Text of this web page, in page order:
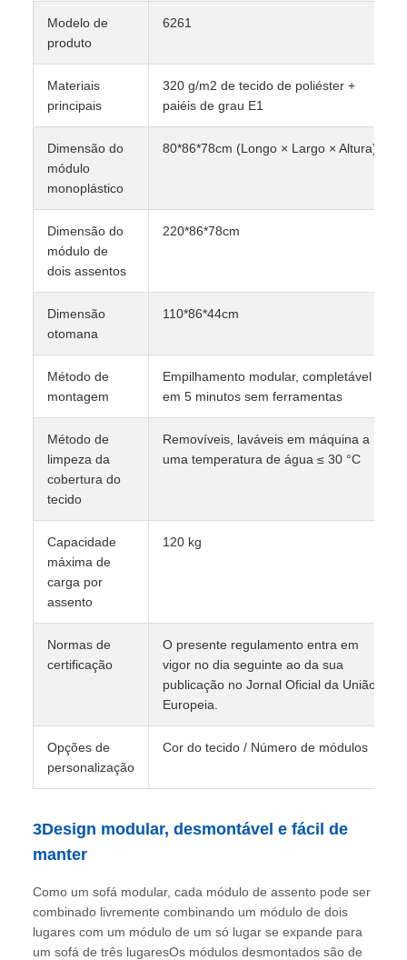
Modelo de
produto
6261
Materiais
principais
320 g/m2 de tecido de poliéster +
paiéis de grau E1
Dimensão do
módulo
monoplástico
80*86*78cm (Longo × Largo × Altura)
Dimensão do
módulo de
dois assentos
220*86*78cm
Dimensão
otomana
110*86*44cm
Método de
montagem
Empilhamento modular, completável
em 5 minutos sem ferramentas
Método de
limpeza da
cobertura do
tecido
Removíveis, laváveis em máquina a
uma temperatura de água ≤ 30 °C
Capacidade
máxima de
carga por
assento
120 kg
Normas de
certificação
O presente regulamento entra em
vigor no dia seguinte ao da sua
publicação no Jornal Oficial da União
Europeia.
Opções de
personalização
Cor do tecido / Número de módulos
3Design modular, desmontável e fácil de
manter
Como um sofá modular, cada módulo de assento pode ser
combinado livremente combinando um módulo de dois
lugares com um módulo de um só lugar se expande para
um sofá de três lugaresOs módulos desmontados são de